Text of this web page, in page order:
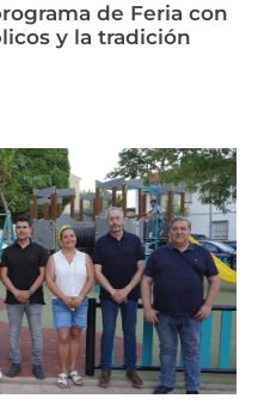
de Feria con
y la tradición